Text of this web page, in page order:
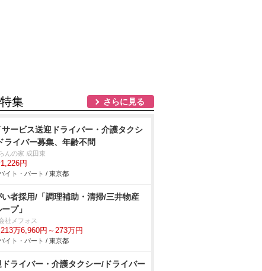
集 さらに見る
サービス送迎ドライバー・介護タクシ
ライバー募集、年齢不問
んの家 成田東
円
イト・パート / 東京都
い者採用/「調理補助・清掃/三井物産
プ」
社メフォス
万6,960円～273万円
イト・パート / 東京都
ドライバー・介護タクシー/ドライバー